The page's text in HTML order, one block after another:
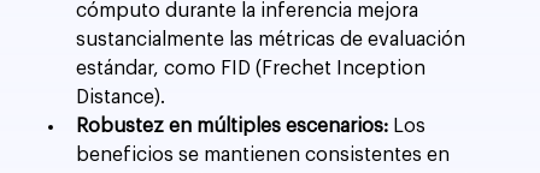
cómputo durante la inferencia mejora
sustancialmente las métricas de evaluación
estándar, como FID (Frechet Inception
Distance).
Robustez en múltiples escenarios: Los
beneficios se mantienen consistentes en